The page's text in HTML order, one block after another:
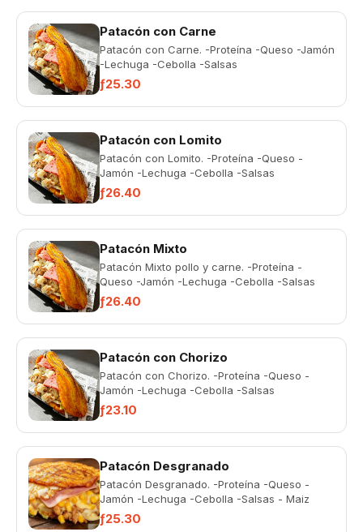
Patacón con Carne
Patacón con Carne. -Proteína -Queso -Jamón
-Lechuga -Cebolla -Salsas
ƒ25.30
Patacón con Lomito
Patacón con Lomito. -Proteína -Queso -
Jamón -Lechuga -Cebolla -Salsas
ƒ26.40
Patacón Mixto
Patacón Mixto pollo y carne. -Proteína -
Queso -Jamón -Lechuga -Cebolla -Salsas
ƒ26.40
Patacón con Chorizo
Patacón con Chorizo. -Proteína -Queso -
Jamón -Lechuga -Cebolla -Salsas
ƒ23.10
Patacón Desgranado
Patacón Desgranado. -Proteína -Queso -
Jamón -Lechuga -Cebolla -Salsas - Maiz
ƒ25.30